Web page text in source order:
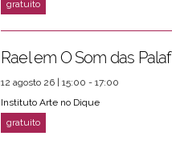
Rael em O Som das
12 agosto 26 | 15:00 - 17:00
Instituto Arte no Dique